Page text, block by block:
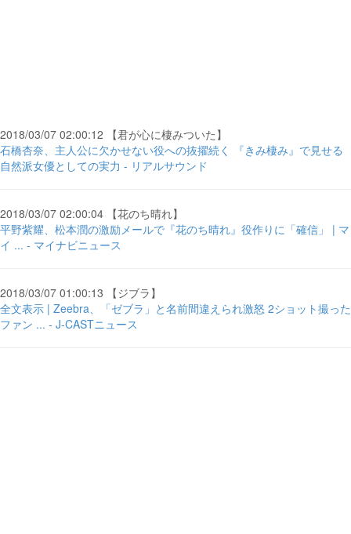
2018/03/07 02:00:12 【君が心に棲みついた】
石橋杏奈、主人公に欠かせない役への抜擢続く 『きみ棲み』で見せる
自然派女優としての実力 - リアルサウンド
2018/03/07 02:00:04 【花のち晴れ】
平野紫耀、松本潤の激励メールで『花のち晴れ』役作りに「確信」 | マ
イ ... - マイナビニュース
2018/03/07 01:00:13 【ジブラ】
全文表示 | Zeebra、「ゼブラ」と名前間違えられ激怒 2ショット撮った
ファン ... - J-CASTニュース